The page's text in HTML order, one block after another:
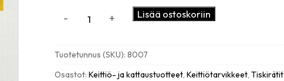
Sunshine
- + Lisää ostoskoriin
Tuotetunnus (SKU):8007
Osastot:Keittiö- ja kattaustuotteet,Keittiötarvikkeet,Tiskirätit